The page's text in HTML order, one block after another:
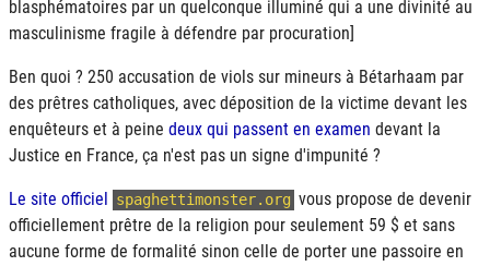
blasphématoires par un quelconque illuminé qui a une divinité au
masculinisme fragile à défendre par procuration]
Ben quoi ? 250 accusation de viols sur mineurs à Bétarhaam par
des prêtres catholiques, avec déposition de la victime devant les
enquêteurs et à peine deux qui passent en examen devant la
Justice en France, ça n'est pas un signe d'impunité ?
Le site officiel spaghettimonster.org vous propose de devenir
officiellement prêtre de la religion pour seulement 59 $ et sans
aucune forme de formalité sinon celle de porter une passoire en